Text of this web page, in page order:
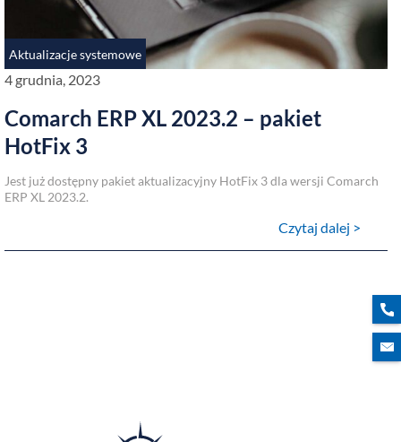
Aktualizacje systemowe
4 grudnia, 2023
Comarch ERP XL 2023.2 – pakiet
HotFix 3
Jest już dostępny pakiet aktualizacyjny HotFix 3 dla wersji Comarch
ERP XL 2023.2.
Czytaj dalej >